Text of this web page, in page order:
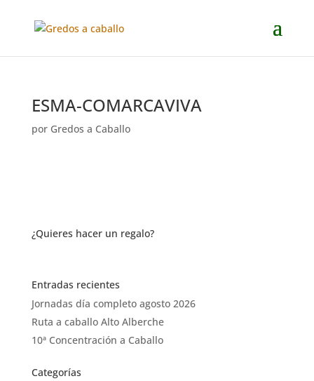
ESMA-COMARCAVIVA
por Gredos a Caballo
¿Quieres hacer un regalo?
Entradas recientes
Jornadas día completo agosto 2026
Ruta a caballo Alto Alberche
10ª Concentración a Caballo
Categorías